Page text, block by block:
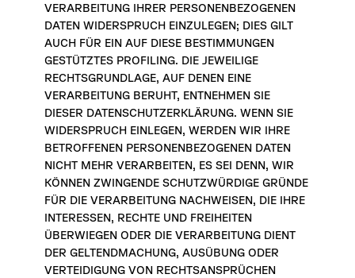
VERARBEITUNG IHRER PERSONENBEZOGENEN
DATEN WIDERSPRUCH EINZULEGEN; DIES GILT
AUCH FÜR EIN AUF DIESE BESTIMMUNGEN
GESTÜTZTES PROFILING. DIE JEWEILIGE
RECHTSGRUNDLAGE, AUF DENEN EINE
VERARBEITUNG BERUHT, ENTNEHMEN SIE
DIESER DATENSCHUTZERKLÄRUNG. WENN SIE
WIDERSPRUCH EINLEGEN, WERDEN WIR IHRE
BETROFFENEN PERSONENBEZOGENEN DATEN
NICHT MEHR VERARBEITEN, ES SEI DENN, WIR
KÖNNEN ZWINGENDE SCHUTZWÜRDIGE GRÜNDE
FÜR DIE VERARBEITUNG NACHWEISEN, DIE IHRE
INTERESSEN, RECHTE UND FREIHEITEN
ÜBERWIEGEN ODER DIE VERARBEITUNG DIENT
DER GELTENDMACHUNG, AUSÜBUNG ODER
VERTEIDIGUNG VON RECHTSANSPRÜCHEN